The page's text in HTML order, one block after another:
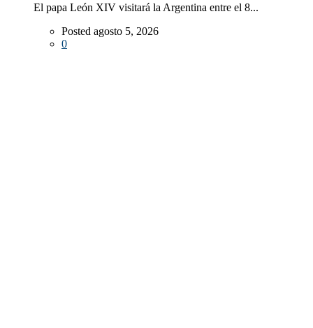
El papa León XIV visitará la Argentina entre el 8...
Posted agosto 5, 2026
0